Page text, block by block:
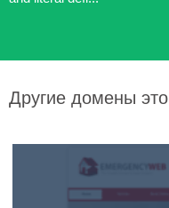
Другие домены